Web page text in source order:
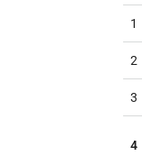
1
2
3
4